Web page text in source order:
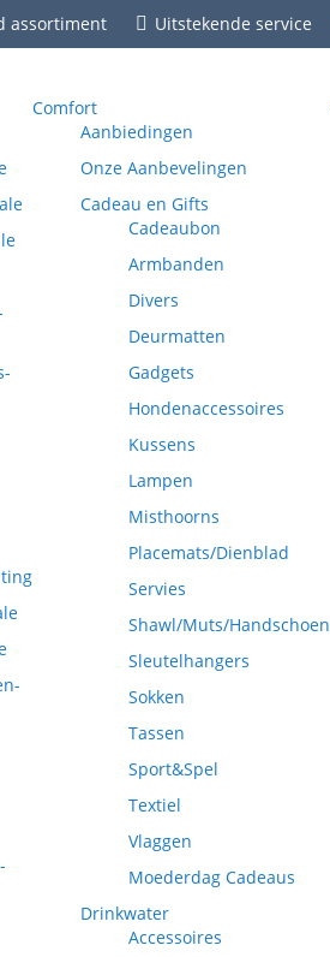
assortiment Uitstekende service
Comfort
Aanbiedingen
Onze Aanbevelingen
Cadeau en Gifts
Cadeaubon
Armbanden
Divers
Deurmatten
Gadgets
Hondenaccessoires
Kussens
Lampen
Misthoorns
Placemats/Dienblad
Servies
Shawl/Muts/Handschoen
Sleutelhangers
Sokken
Tassen
Sport&Spel
Textiel
Vlaggen
Moederdag Cadeaus
Drinkwater
Accessoires